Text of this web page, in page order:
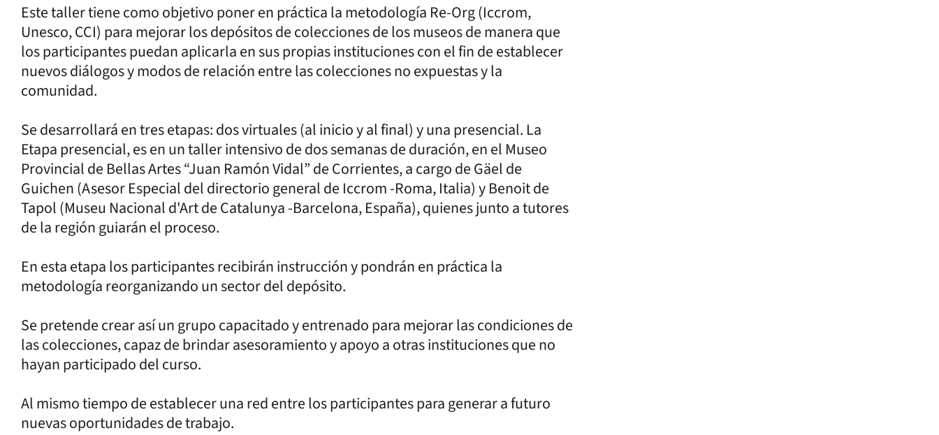
Este taller tiene como objetivo poner en práctica la metodología Re-Org (Iccrom,
Unesco, CCI) para mejorar los depósitos de colecciones de los museos de manera que
los participantes puedan aplicarla en sus propias instituciones con el fin de establecer
nuevos diálogos y modos de relación entre las colecciones no expuestas y la
comunidad.
Se desarrollará en tres etapas: dos virtuales (al inicio y al final) y una presencial. La
Etapa presencial, es en un taller intensivo de dos semanas de duración, en el Museo
Provincial de Bellas Artes “Juan Ramón Vidal” de Corrientes, a cargo de Gäel de
Guichen (Asesor Especial del directorio general de Iccrom -Roma, Italia) y Benoit de
Tapol (Museu Nacional d'Art de Catalunya -Barcelona, España), quienes junto a tutores
de la región guiarán el proceso.
En esta etapa los participantes recibirán instrucción y pondrán en práctica la
metodología reorganizando un sector del depósito.
Se pretende crear así un grupo capacitado y entrenado para mejorar las condiciones de
las colecciones, capaz de brindar asesoramiento y apoyo a otras instituciones que no
hayan participado del curso.
Al mismo tiempo de establecer una red entre los participantes para generar a futuro
nuevas oportunidades de trabajo.